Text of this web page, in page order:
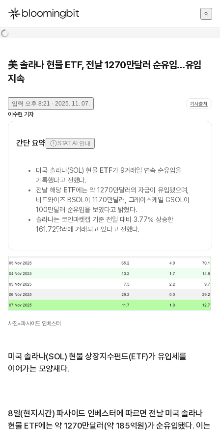
한국어
美 솔라나 현물 ETF, 전날 1270만달러 순유입…유입
지속
입력 오후 8:21 · 2025. 11. 07. 기사출처
이수현 기자
간단 요약 STAT AI 안내
미국 솔라나(SOL) 현물 ETF가 9거래일 연속 순유입을
기록했다고 전했다.
전날 해당 ETF에는 약 1270만달러의 자금이 유입됐으며,
비트와이즈 BSOL이 1170만달러, 그레이스케일 GSOL이
100만달러 순유입을 보였다고 밝혔다.
솔라나는 코인마켓캡 기준 전일 대비 3.77% 상승한
161.72달러에 거래되고 있다고 전했다.
사진=파사이드 인베스터
미국 솔라나(SOL) 현물 상장지수펀드(ETF)가 유입세를
이어가는 모양새다.
8일(현지시간) 파사이드 인베스터에 따르면 전날 미국 솔라나
현물 ETF에는 약 1270만달러(약 185억원)가 순유입됐다. 이는